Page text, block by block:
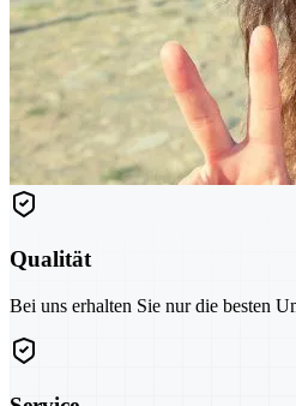
Qualität
Bei uns erhalten Sie nur die besten